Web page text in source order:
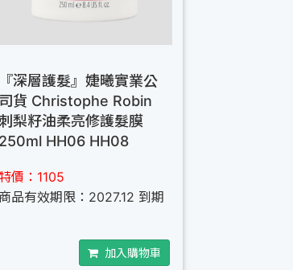
『深層護髮』婕曦實業公
司貨 Christophe Robin
刺梨籽油柔亮修護髮膜
250ml HH06 HH08
特價：1105
商品有效期限：2027.12 到期
加入購物車